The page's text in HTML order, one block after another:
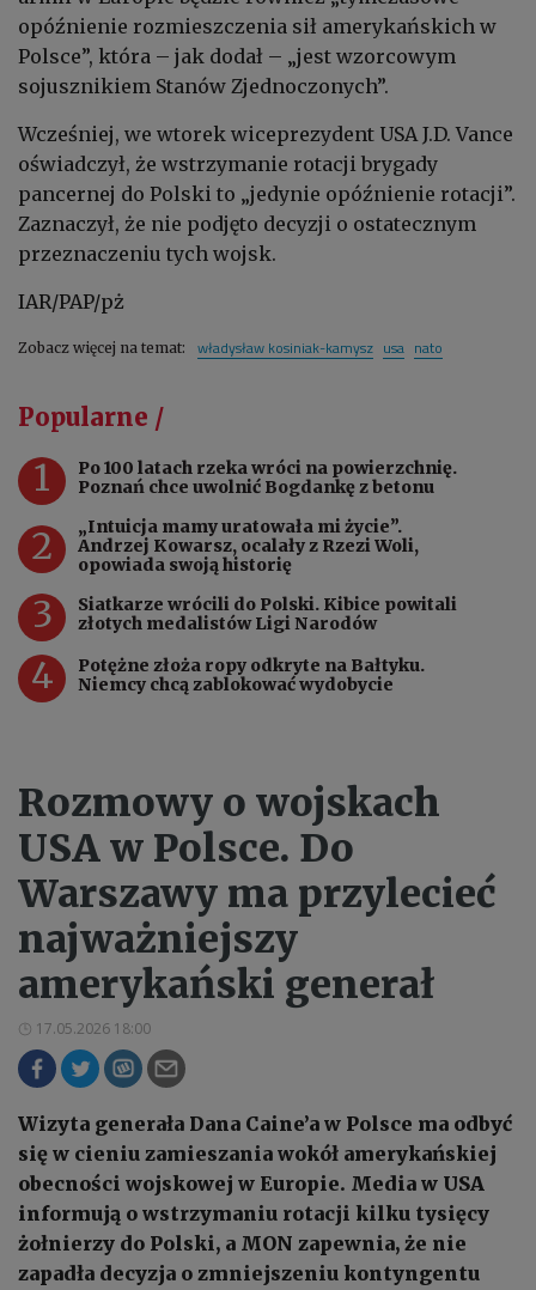
opóźnienie rozmieszczenia sił amerykańskich w
Polsce”, która – jak dodał – „jest wzorcowym
sojusznikiem Stanów Zjednoczonych”.
Wcześniej, we wtorek wiceprezydent USA J.D. Vance
oświadczył, że wstrzymanie rotacji brygady
pancernej do Polski to „jedynie opóźnienie rotacji”.
Zaznaczył, że nie podjęto decyzji o ostatecznym
przeznaczeniu tych wojsk.
IAR/PAP/pż
Zobacz więcej na temat: władysław kosiniak-kamysz usa nato
Popularne /
1
Po 100 latach rzeka wróci na powierzchnię.
Poznań chce uwolnić Bogdankę z betonu
2
„Intuicja mamy uratowała mi życie”.
Andrzej Kowarsz, ocalały z Rzezi Woli,
opowiada swoją historię
3
Siatkarze wrócili do Polski. Kibice powitali
złotych medalistów Ligi Narodów
4
Potężne złoża ropy odkryte na Bałtyku.
Niemcy chcą zablokować wydobycie
Rozmowy o wojskach
USA w Polsce. Do
Warszawy ma przylecieć
najważniejszy
amerykański generał
17.05.2026 18:00
Wizyta generała Dana Caine’a w Polsce ma odbyć
się w cieniu zamieszania wokół amerykańskiej
obecności wojskowej w Europie. Media w USA
informują o wstrzymaniu rotacji kilku tysięcy
żołnierzy do Polski, a MON zapewnia, że nie
zapadła decyzja o zmniejszeniu kontyngentu